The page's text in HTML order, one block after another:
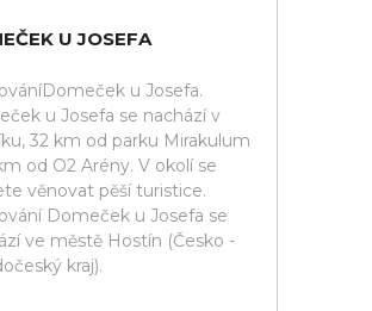
U JOSEFA
u Josefa.
u Josefa se nachází v
32 km od parku Mirakulum
od O2 Arény. V okolí se
věnovat pěší turistice.
Domeček u Josefa se
ve městě Hostín (Česko -
kraj).